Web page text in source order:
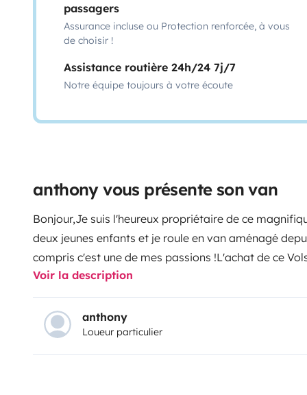
passagers
Assurance incluse ou Protection renforcée, à vous
de choisir !
Assistance routière 24h/24 7j/7
Notre équipe toujours à votre écoute
anthony vous présente son van
Bonjour,Je suis l'heureux propriétaire de ce
deux jeunes enfants et je roule en van aménagé
compris c'est une de mes passions !L'achat de ce
moi la consécration, ce véhicule moderne dispose
car.Il affiche 105000 kilométres au compteur.Coté
boîte automatique DSG7, la climatisation, son radar
permettra de connecter votre smart phone et
espace de vie il bénéficie de 4 couchages
Voir la description
anthony
Loueur particulier